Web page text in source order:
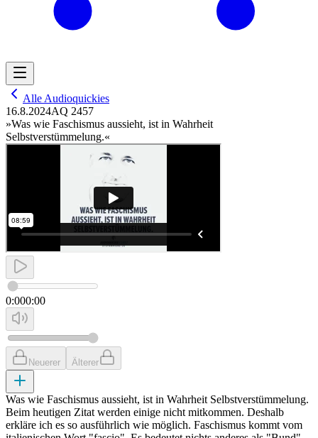
Alle Audioquickies
16.8.2024AQ 2457
»Was wie Faschismus aussieht, ist in Wahrheit
Selbstverstümmelung.«
0:000:00
Neuerer Älterer
Was wie Faschismus aussieht, ist in Wahrheit Selbstverstümmelung.
Beim heutigen Zitat werden einige nicht mitkommen. Deshalb
erkläre ich es so ausführlich wie möglich. Faschismus kommt vom